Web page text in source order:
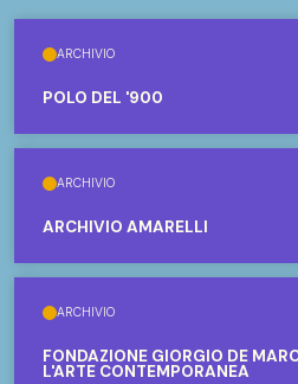
ARCHIVIO
POLO DEL '900
ARCHIVIO
ARCHIVIO AMARELLI
ARCHIVIO
FONDAZIONE GIORGIO DE
L'ARTE CONTEMPORANEA